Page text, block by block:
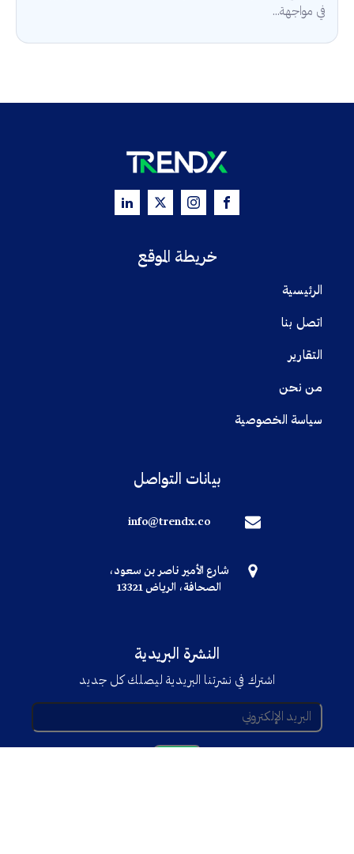
في مواجهة...
خريطة الموقع
الرئيسية
اتصل بنا
التقارير
من نحن
سياسة الخصوصية
بيانات التواصل
info@trendx.co
شارع الأمير ناصر بن سعود،
الصحافة، الرياض 13321
النشرة البريدية
اشترك في نشرتنا البريدية ليصلك كل جديد